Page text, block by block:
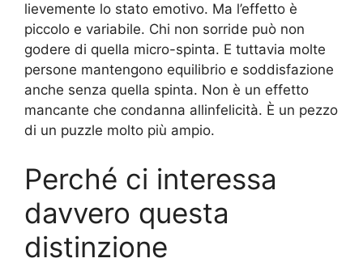
lievemente lo stato emotivo. Ma l’effetto è
piccolo e variabile. Chi non sorride può non
godere di quella micro-spinta. E tuttavia molte
persone mantengono equilibrio e soddisfazione
anche senza quella spinta. Non è un effetto
mancante che condanna allinfelicità. È un pezzo
di un puzzle molto più ampio.
Perché ci interessa
davvero questa
distinzione